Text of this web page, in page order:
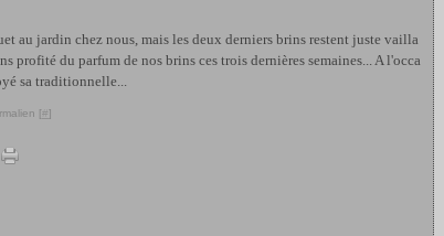
au jardin chez nous, mais les deux derniers brins restent juste vailla
profité du parfum de nos brins ces trois dernières semaines... A l'occa
sa traditionnelle...
[#]